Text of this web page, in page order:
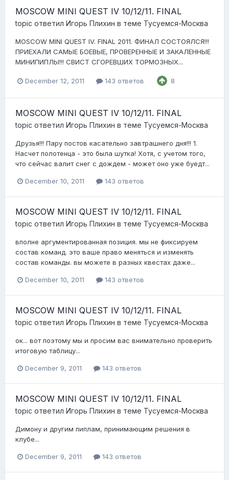
MOSCOW MINI QUEST IV 10/12/11. FINAL
topic ответил Игорь Плихин в теме Тусуемся-Москва
MOSCOW MINI QUEST IV. FINAL 2011. ФИНАЛ СОСТОЯЛСЯ!!!
ПРИЕХАЛИ САМЫЕ БОЕВЫЕ, ПРОВЕРЕННЫЕ И ЗАКАЛЕННЫЕ
МИНИПИПЛЫ!!! СВИСТ СГОРЕВШИХ ТОРМОЗНЫХ...
December 12, 2011 143 ответов 8
MOSCOW MINI QUEST IV 10/12/11. FINAL
topic ответил Игорь Плихин в теме Тусуемся-Москва
Друзья!!! Пару постов касательно завтрашнего дня!!! 1.
Насчет полотенца - это была шутка! Хотя, с учетом того,
что сейчас валит снег с дождем - может оно уже буедт...
December 10, 2011 143 ответов
MOSCOW MINI QUEST IV 10/12/11. FINAL
topic ответил Игорь Плихин в теме Тусуемся-Москва
вполне аргументированная позиция. мы не фиксируем
состав команд. это ваше право меняться и изменять
состав команды. вы можете в разных квестах даже...
December 10, 2011 143 ответов
MOSCOW MINI QUEST IV 10/12/11. FINAL
topic ответил Игорь Плихин в теме Тусуемся-Москва
ок... вот поэтому мы и просим вас внимательно проверить
итоговую таблицу...
December 9, 2011 143 ответов
MOSCOW MINI QUEST IV 10/12/11. FINAL
topic ответил Игорь Плихин в теме Тусуемся-Москва
Димону и другим пиплам, принимающим решения в
клубе...
December 9, 2011 143 ответов